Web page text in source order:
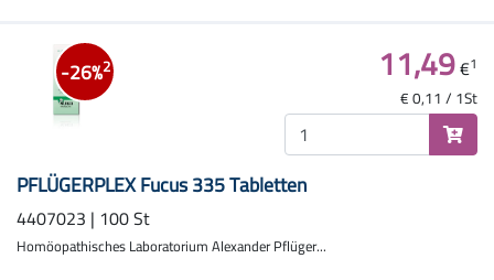
-26%2
PFLÜGERPLEX Fucus 335 Tabletten
4407023 | 100 St
Homöopathisches Laboratorium Alexander Pflüger...
11,49€1
€ 0,11 / 1St